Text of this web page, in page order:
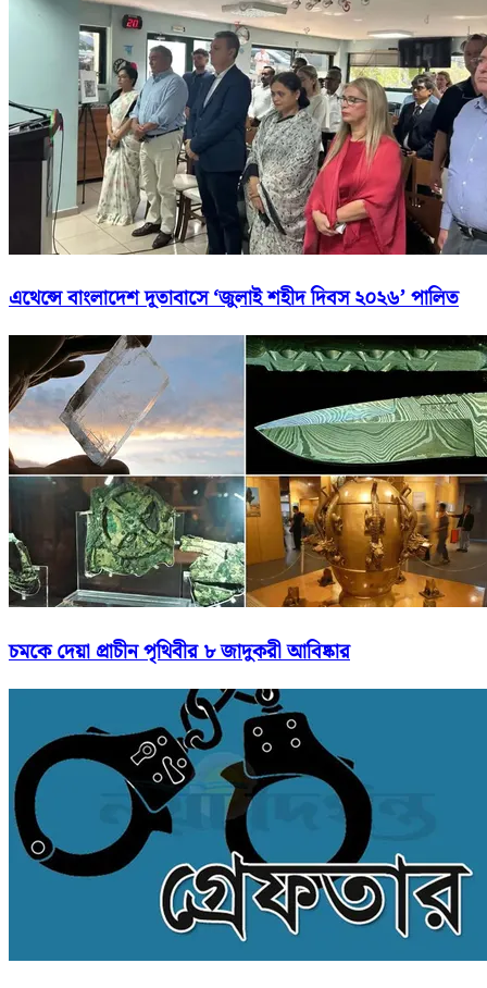
এথেন্সে বাংলাদেশ দূতাবাসে ‘জুলাই শহীদ দিবস ২০২৬’ পালিত
চমকে দেয়া প্রাচীন পৃথিবীর ৮ জাদুকরী আবিষ্কার